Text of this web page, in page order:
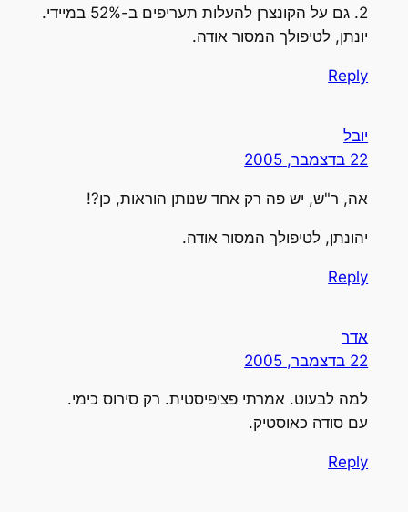
2. גם על הקונצרן להעלות תעריפים ב-52% במיידי.
יונתן, לטיפולך המסור אודה.
Reply
יובל
22 בדצמבר, 2005
אה, ר"ש, יש פה רק אחד שנותן הוראות, כן?!
יהונתן, לטיפולך המסור אודה.
Reply
אדר
22 בדצמבר, 2005
למה לבעוט. אמרתי פציפיסטית. רק סירוס כימי.
עם סודה כאוסטיק.
Reply